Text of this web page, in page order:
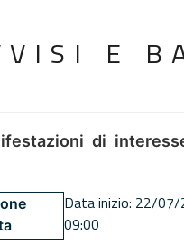
E
di
Data inizio: 22/
09:00